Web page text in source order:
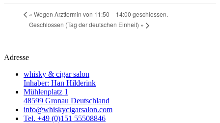
« Wegen Arzttermin von 11:50 – 14:00 geschlossen.
Geschlossen (Tag der deutschen Einheit) »
Adresse
whisky & cigar salon
Inhaber: Han Hilderink
Mühlenplatz 1
48599 Gronau Deutschland
info@whiskycigarsalon.com
Tel. +49 (0)151 55508846